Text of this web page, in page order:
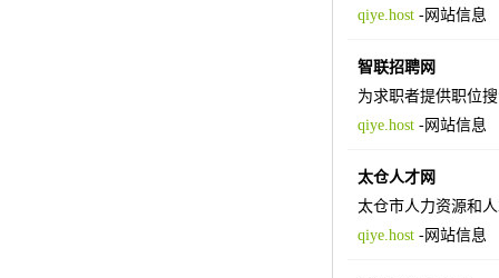
qiye.host-网站信息
智联招聘网
为求职者提供职位
qiye.host-网站信息
太仓人才网
太仓市人力资源和
qiye.host-网站信息